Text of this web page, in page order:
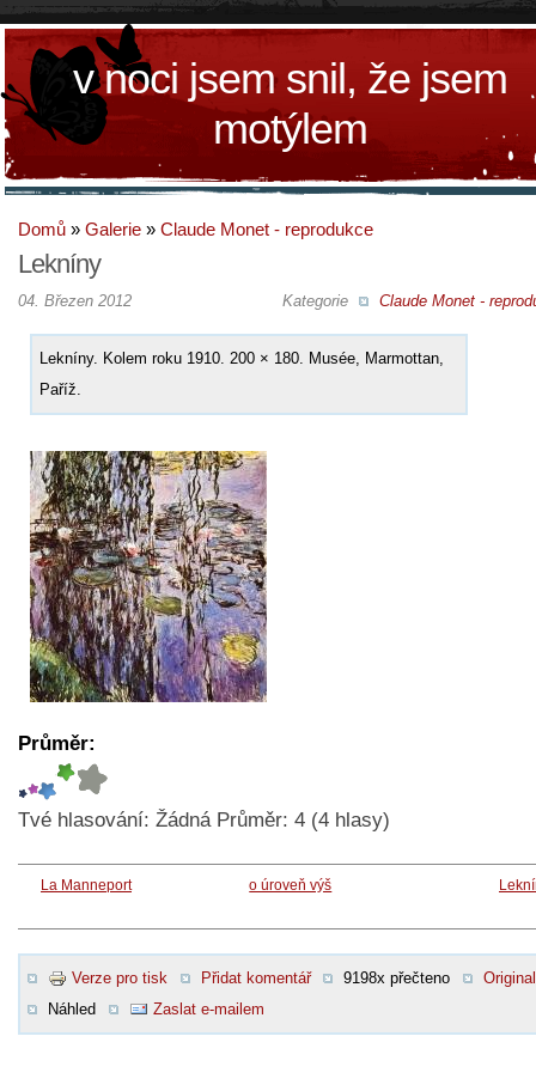
v noci jsem snil, že jsem
motýlem
Domů » Galerie » Claude Monet - reprodukce
Lekníny
Kategorie Claude Monet -
04. Březen 2012
Lekníny. Kolem roku 1910. 200 × 180. Musée, Marmottan,
Paříž.
Průměr:
Tvé hlasování: Žádná Průměr: 4 (4 hlasy)
La Manneport o úroveň výš
Verze pro tisk Přidat komentář 9198x přečteno
Original
Náhled
Zaslat e-mailem